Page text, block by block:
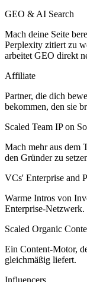
GEO & AI Search
Mach deine Seite
Perplexity zitiert zu
arbeitet GEO direkt
Affiliate
Partner, die dich
bekommen, den sie
Scaled Team IP on
Mach mehr aus dem
den Gründer zu
VCs' Enterprise and
Warme Intros von
Enterprise-Netzwerk.
Scaled Organic
Ein Content-Motor,
gleichmäßig liefert.